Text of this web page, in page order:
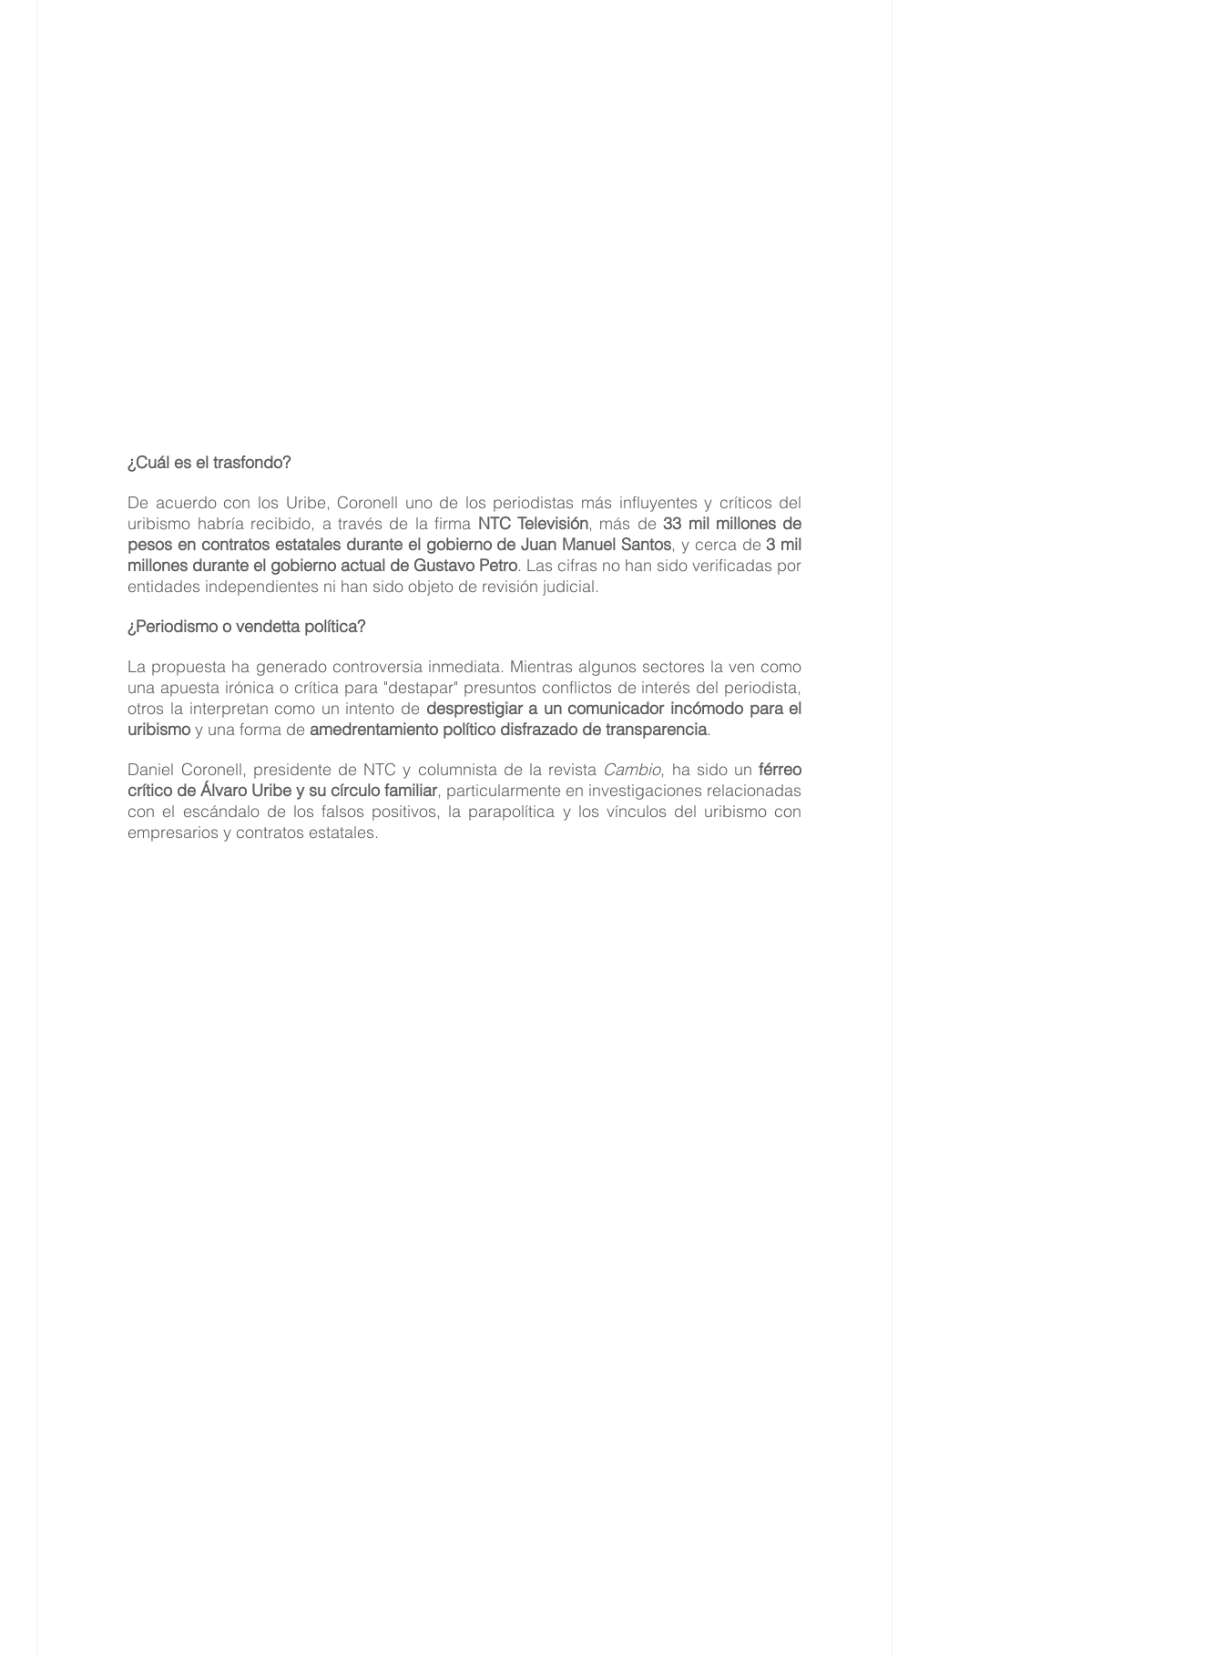
¿Cuál es el trasfondo?
De acuerdo con los Uribe, Coronell uno de los periodistas más influyentes y críticos del
uribismo habría recibido, a través de la firma NTC Televisión, más de 33 mil millones de
pesos en contratos estatales durante el gobierno de Juan Manuel Santos, y cerca de 3 mil
millones durante el gobierno actual de Gustavo Petro. Las cifras no han sido verificadas por
entidades independientes ni han sido objeto de revisión judicial.
¿Periodismo o vendetta política?
La propuesta ha generado controversia inmediata. Mientras algunos sectores la ven como
una apuesta irónica o crítica para "destapar" presuntos conflictos de interés del periodista,
otros la interpretan como un intento de desprestigiar a un comunicador incómodo para el
uribismo y una forma de amedrentamiento político disfrazado de transparencia.
Daniel Coronell, presidente de NTC y columnista de la revista Cambio, ha sido un férreo
crítico de Álvaro Uribe y su círculo familiar, particularmente en investigaciones relacionadas
con el escándalo de los falsos positivos, la parapolítica y los vínculos del uribismo con
empresarios y contratos estatales.